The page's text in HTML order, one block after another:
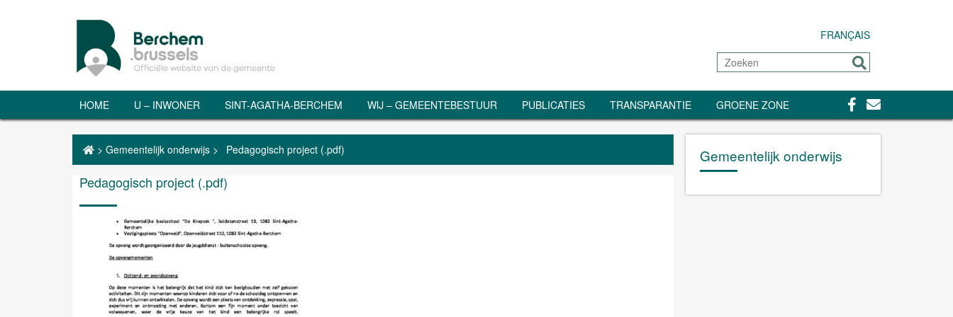
FRANÇAIS
Zoeken
Sturen
HOME U – INWONER SINT-AGATHA-BERCHEM WIJ – GEMEENTEBESTUUR PUBLICATIES TRANSPARANTIE GROENE ZONE Facebook
Contact
> Gemeentelijk onderwijs > Pedagogisch project (.pdf)
Pedagogisch project (.pdf)
Gemeentelijk onderwijs